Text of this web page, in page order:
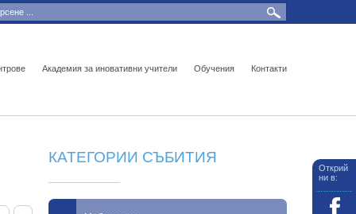
Академия за иновативни учители Обучения Контакти
КАТЕГОРИИ СЪБИТИЯ
Открий
ни в: